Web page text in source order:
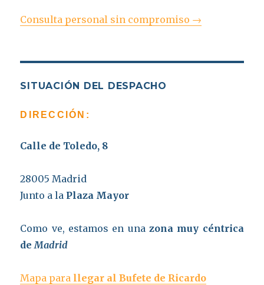
Consulta personal sin compromiso →
SITUACIÓN DEL DESPACHO
DIRECCIÓN:
Calle de Toledo, 8
28005 Madrid
Junto a la Plaza Mayor
Como ve, estamos en una zona muy céntrica
deMadrid
Mapa para llegar al Bufete de Ricardo